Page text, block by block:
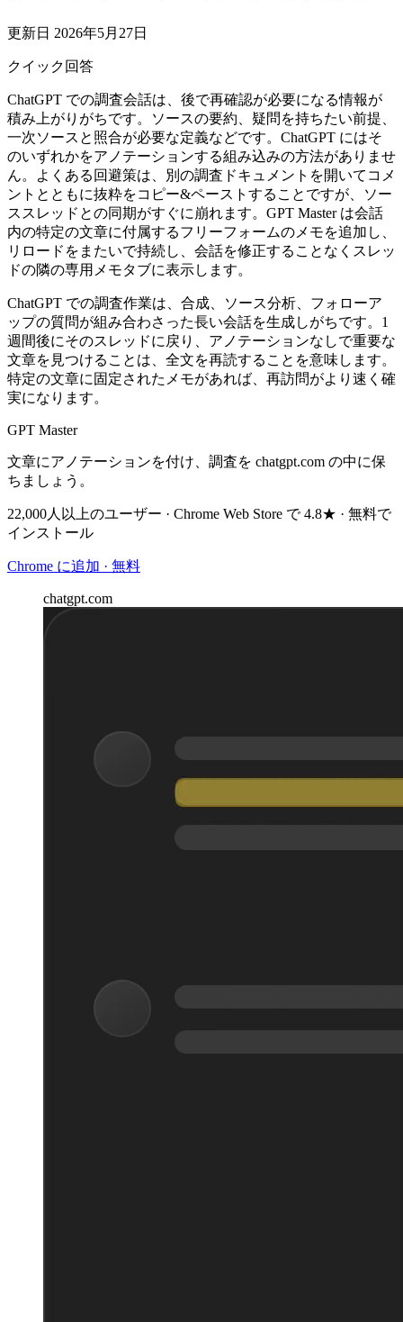
更新日 2026年5月27日
クイック回答
ChatGPT での調査会話は、後で再確認が必要になる情報が
積み上がりがちです。ソースの要約、疑問を持ちたい前提、
一次ソースと照合が必要な定義などです。ChatGPT にはそ
のいずれかをアノテーションする組み込みの方法がありませ
ん。よくある回避策は、別の調査ドキュメントを開いてコメ
ントとともに抜粋をコピー&ペーストすることですが、ソー
ススレッドとの同期がすぐに崩れます。GPT Master は会話
内の特定の文章に付属するフリーフォームのメモを追加し、
リロードをまたいで持続し、会話を修正することなくスレッ
ドの隣の専用メモタブに表示します。
ChatGPT での調査作業は、合成、ソース分析、フォローア
ップの質問が組み合わさった長い会話を生成しがちです。1
週間後にそのスレッドに戻り、アノテーションなしで重要な
文章を見つけることは、全文を再読することを意味します。
特定の文章に固定されたメモがあれば、再訪問がより速く確
実になります。
GPT Master
文章にアノテーションを付け、調査を chatgpt.com の中に保
ちましょう。
22,000人以上のユーザー · Chrome Web Store で 4.8★ · 無料で
インストール
Chrome に追加 · 無料
chatgpt.com